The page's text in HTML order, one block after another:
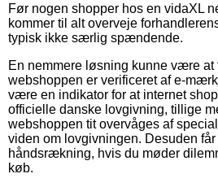
Før nogen shopper hos en vidaXL
kommer til alt overveje
typisk ikke særlig spændende.
En nemmere løsning kunne være at
webshoppen er verificeret af e-
være en indikator for at internet
officielle danske lovgivning, tillige
webshoppen tit overvåges af
viden om lovgivningen. Desuden
håndsrækning, hvis du møder
køb.